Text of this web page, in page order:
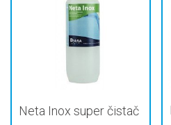
Neta Inox super čistač